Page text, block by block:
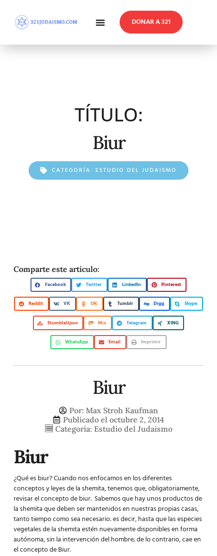
DONAR A 321
TÍTULO:
Biur
CATEGORÍA: ESTUDIO DEL JUDAISMO
Comparte este artículo:
Facebook Twitter LinkedIn Pinterest
Reddit VK OK Tumblr Digg Skype
StumbleUpon Mix Telegram XING
WhatsApp Email Imprimir
Biur
Por: Max Stroh Kaufman
Publicado el octubre 2, 2014
Categoría: Estudio del Judaismo
Biur
¿Qué es biur? Cuando nos enfocamos en los diferentes
conceptos y leyes de la shemita, tenemos que, obligatoriamente,
revisar el concepto de biur. Sabemos que hay unos productos de
la shemita que deben ser mantenidos en nuestras propias casas,
tanto tiempo como sea necesario: es decir, hasta que las especies
vegetales de la shemita estén nuevamente disponibles en forma
autónoma, sin la intervención del hombre; de lo contrario, cae en
el concepto de Biur.